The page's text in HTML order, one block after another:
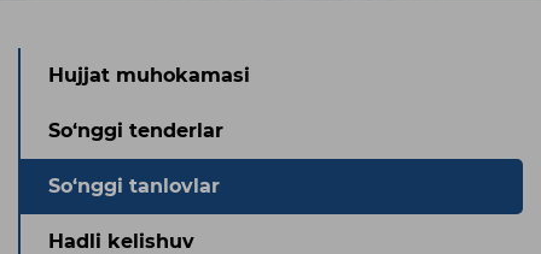
Hujjat muhokamasi
So‘nggi tenderlar
So‘nggi tanlovlar
Hadli kelishuv